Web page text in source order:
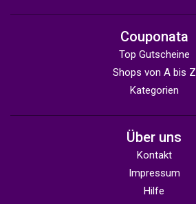
Couponata
Top Gutscheine
Shops von A bis Z
Kategorien
Über uns
Kontakt
Impressum
Hilfe